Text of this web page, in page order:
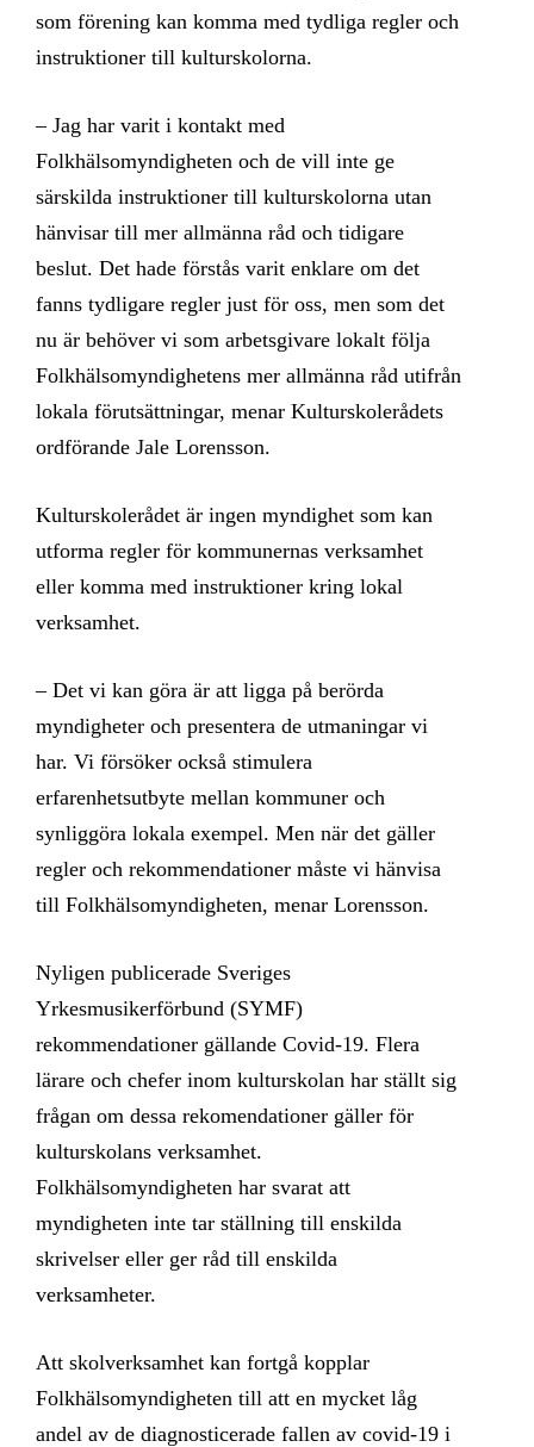
som förening kan komma med tydliga regler och
instruktioner till kulturskolorna.
– Jag har varit i kontakt med
Folkhälsomyndigheten och de vill inte ge
särskilda instruktioner till kulturskolorna utan
hänvisar till mer allmänna råd och tidigare
beslut. Det hade förstås varit enklare om det
fanns tydligare regler just för oss, men som det
nu är behöver vi som arbetsgivare lokalt följa
Folkhälsomyndighetens mer allmänna råd utifrån
lokala förutsättningar, menar Kulturskolerådets
ordförande Jale Lorensson.
Kulturskolerådet är ingen myndighet som kan
utforma regler för kommunernas verksamhet
eller komma med instruktioner kring lokal
verksamhet.
– Det vi kan göra är att ligga på berörda
myndigheter och presentera de utmaningar vi
har. Vi försöker också stimulera
erfarenhetsutbyte mellan kommuner och
synliggöra lokala exempel. Men när det gäller
regler och rekommendationer måste vi hänvisa
till Folkhälsomyndigheten, menar Lorensson.
Nyligen publicerade Sveriges
Yrkesmusikerförbund (SYMF)
rekommendationer gällande Covid-19. Flera
lärare och chefer inom kulturskolan har ställt sig
frågan om dessa rekomendationer gäller för
kulturskolans verksamhet.
Folkhälsomyndigheten har svarat att
myndigheten inte tar ställning till enskilda
skrivelser eller ger råd till enskilda
verksamheter.
Att skolverksamhet kan fortgå kopplar
Folkhälsomyndigheten till att en mycket låg
andel av de diagnosticerade fallen av covid-19 i